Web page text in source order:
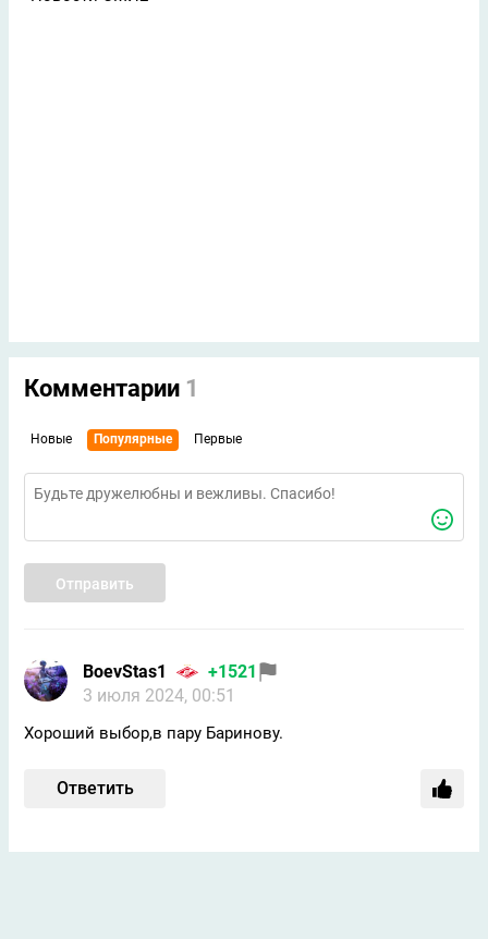
Комментарии 1
Новые Популярные Первые
Отправить
BoevStas1
+1521
3 июля 2024, 00:51
Хороший выбор,в пару Баринову.
Ответить